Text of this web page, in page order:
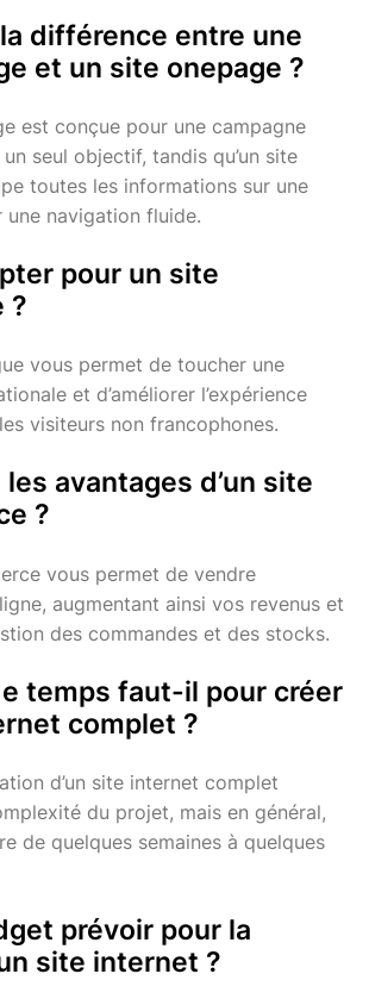
différence entre une
et un site onepage ?
est conçue pour une campagne
seul objectif, tandis qu’un site
toutes les informations sur une
une navigation fluide.
pour un site
?
vous permet de toucher une
et d’améliorer l’expérience
visiteurs non francophones.
avantages d’un site
?
vous permet de vendre
augmentant ainsi vos revenus et
des commandes et des stocks.
temps faut-il pour créer
complet ?
d’un site internet complet
du projet, mais en général,
de quelques semaines à quelques
prévoir pour la
site internet ?